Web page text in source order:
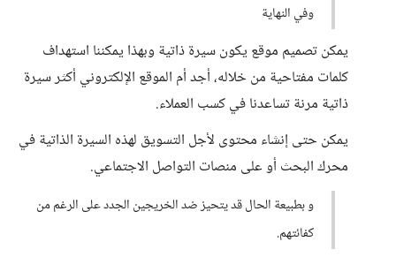
وفي النهاية
يمكن تصميم موقع يكون سيرة ذاتية وبهذا يمكننا استهداف
كلمات مفتاحية من خلاله، أجد أم الموقع الإلكتروني أكثر سيرة
ذاتية مرنة تساعدنا في كسب العملاء.
يمكن حتى إنشاء محتوى لأجل التسويق لهذه السيرة الذاتية في
محرك البحث أو على منصات التواصل الاجتماعي.
و بطبيعة الحال قد يتحيز ضد الخريجين الجدد على الرغم من
كفائتهم.